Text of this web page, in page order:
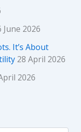
June 2026
It’s About
28 April 2026
2026